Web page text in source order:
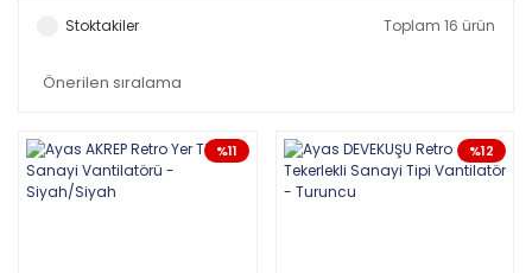
Stoktakiler Toplam 16 ürün
%11 %12